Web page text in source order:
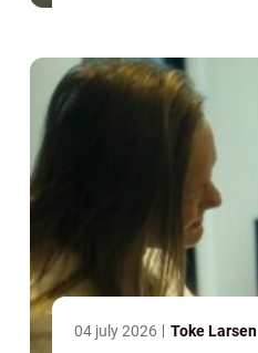
04 july 2026 Toke Larsen